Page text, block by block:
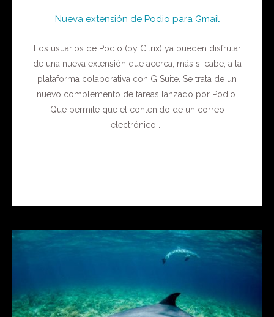
Nueva extensión de Podio para Gmail
Los usuarios de Podio (by Citrix) ya pueden disfrutar
de una nueva extensión que acerca, más si cabe, a la
plataforma colaborativa con G Suite. Se trata de un
nuevo complemento de tareas lanzado por Podio.
Que permite que el contenido de un correo
electrónico ...